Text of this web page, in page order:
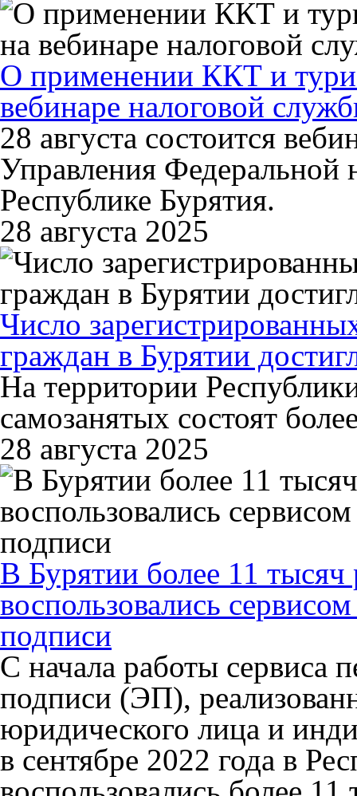
О применении ККТ и
вебинаре налоговой
28 августа состоится
Управления Федеральной
Республике Бурятия.
28 августа 2025
Число
граждан в Бурятии
На территории
самозанятых состоят
28 августа 2025
В Бурятии более 11 тысяч
воспользовались
подписи
С начала работы сервиса
подписи (ЭП),
юридического лица и
в сентябре 2022 года в